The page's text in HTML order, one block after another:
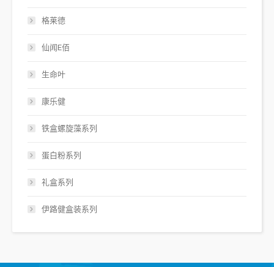
格莱德
仙闻E佰
生命叶
康乐健
铁盒螺旋藻系列
蛋白粉系列
礼盒系列
伊路健盒装系列